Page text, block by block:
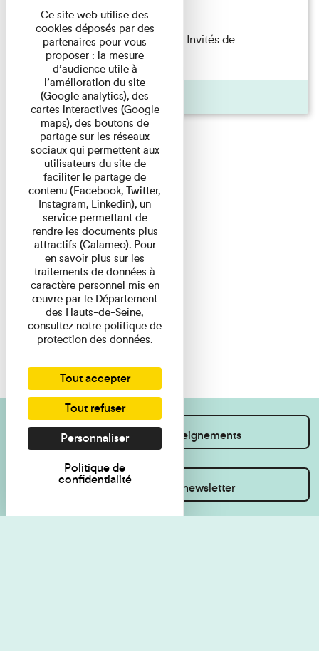
Lecture
Fanny Taillandier – Foudres Les Invités de
l’Imprimerie n°6 Lecture ...
Pages
Je souhaite des renseignements
Inscrivez-vous à la newsletter
Ce site web utilise des
cookies déposés par des
partenaires pour vous
proposer : la mesure
d’audience utile à
l’amélioration du site
(Google analytics), des
cartes interactives (Google
maps), des boutons de
partage sur les réseaux
sociaux qui permettent aux
utilisateurs du site de
faciliter le partage de
contenu (Facebook, Twitter,
Instagram, Linkedin), un
service permettant de
rendre les documents plus
attractifs (Calameo). Pour
en savoir plus sur les
traitements de données à
caractère personnel mis en
œuvre par le Département
des Hauts-de-Seine,
consultez notre politique de
protection des données.
Tout accepter
Tout refuser
Personnaliser
Politique de
confidentialité